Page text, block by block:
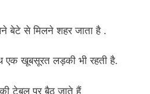
बेटे से मिलने शहर जाता है .
खूबसूरत लड़की भी रहती है.
टेबल पर बैठ जाते हैं